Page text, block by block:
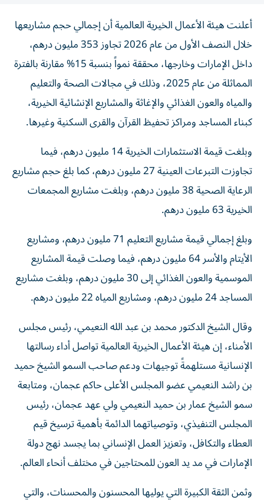
أعلنت هيئة الأعمال الخيرية العالمية أن إجمالي حجم مشاريعها
خلال النصف الأول من عام 2026 تجاوز 353 مليون درهم،
داخل الإمارات وخارجها، محققة نمواً بنسبة 15% مقارنة بالفترة
المماثلة من عام 2025، وذلك في مجالات الصحة والتعليم
والمياه والعون الغذائي والإغاثة والمشاريع الإنشائية الخيرية،
كبناء المساجد ومراكز تحفيظ القرآن والقرى السكنية وغيرها.
وبلغت قيمة الاستثمارات الخيرية 14 مليون درهم، فيما
تجاوزت التبرعات العينية 27 مليون درهم، كما بلغ حجم مشاريع
الرعاية الصحية 38 مليون درهم، وبلغت مشاريع المجمعات
الخيرية 63 مليون درهم.
وبلغ إجمالي قيمة مشاريع التعليم 71 مليون درهم، ومشاريع
الأيتام والأسر 64 مليون درهم، فيما وصلت قيمة المشاريع
الموسمية والعون الغذائي إلى 30 مليون درهم، وبلغت مشاريع
المساجد 24 مليون درهم، ومشاريع المياه 22 مليون درهم.
وقال الشيخ الدكتور محمد بن عبد الله النعيمي، رئيس مجلس
الأمناء، إن هيئة الأعمال الخيرية العالمية تواصل أداء رسالتها
الإنسانية مستلهمةً توجيهات ودعم صاحب السمو الشيخ حميد
بن راشد النعيمي عضو المجلس الأعلى حاكم عجمان، ومتابعة
سمو الشيخ عمار بن حميد النعيمي ولي عهد عجمان، رئيس
المجلس التنفيذي، وتوصياتهما الدائمة بأهمية ترسيخ قيم
العطاء والتكافل، وتعزيز العمل الإنساني بما يجسد نهج دولة
الإمارات في مد يد العون للمحتاجين في مختلف أنحاء العالم.
وثمن الثقة الكبيرة التي يوليها المحسنون والمحسنات، والتي